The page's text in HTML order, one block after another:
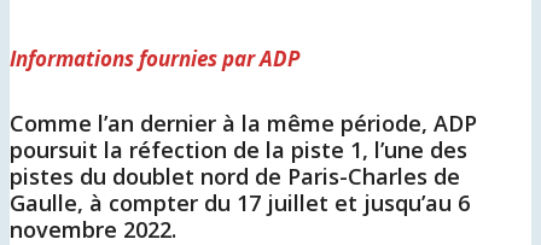
Informations fournies par ADP
Comme l’an dernier à la même période, ADP
poursuit la réfection de la piste 1, l’une des
pistes du doublet nord de Paris-Charles de
Gaulle, à compter du 17 juillet et jusqu’au 6
novembre 2022.